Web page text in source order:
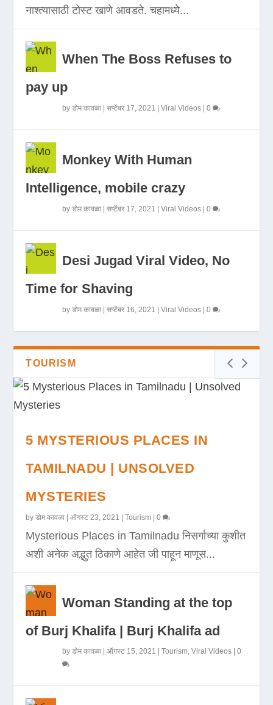
नाश्त्यासाठी टोस्ट खाणे आवडते. चहामध्ये...
When The Boss Refuses to
pay up
byडोम कावळा |सप्टेंबर 17, 2021 |Viral Videos |0
Monkey With Human
Intelligence, mobile crazy
byडोम कावळा |सप्टेंबर 17, 2021 |Viral Videos |0
Desi Jugad Viral Video, No
Time for Shaving
byडोम कावळा |सप्टेंबर 16, 2021 |Viral Videos |0
TOURISM
5 MYSTERIOUS PLACES IN
TAMILNADU | UNSOLVED
MYSTERIES
byडोम कावळा |ऑगस्ट 23, 2021 |Tourism |0
Mysterious Places in Tamilnadu निसर्गाच्या कुशीत
अशी अनेक अद्भुत ठिकाणे आहेत जी पाहून माणूस...
Woman Standing at the top
of Burj Khalifa | Burj Khalifa ad
byडोम कावळा |ऑगस्ट 15, 2021 |Tourism ,Viral Videos |0